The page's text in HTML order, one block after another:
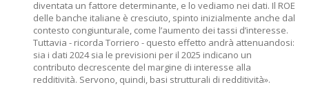
diventata un fattore determinante, e lo vediamo nei dati. Il ROE
delle banche italiane è cresciuto, spinto inizialmente anche dal
contesto congiunturale, come l’aumento dei tassi d’interesse.
Tuttavia - ricorda Torriero - questo effetto andrà attenuandosi:
sia i dati 2024 sia le previsioni per il 2025 indicano un
contributo decrescente del margine di interesse alla
redditività. Servono, quindi, basi strutturali di redditività».